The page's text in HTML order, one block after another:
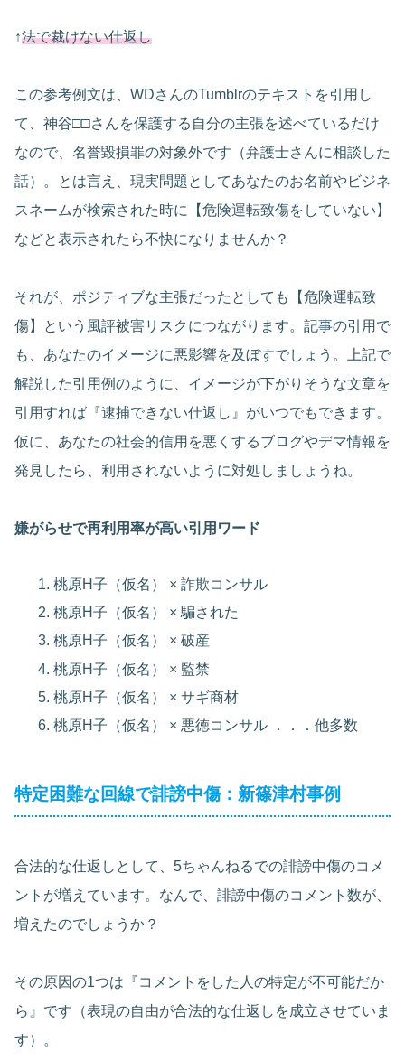
↑法で裁けない仕返し
この参考例文は、WDさんのTumblrのテキストを引用し
て、神谷□□さんを保護する自分の主張を述べているだけ
なので、名誉毀損罪の対象外です（弁護士さんに相談した
話）。とは言え、現実問題としてあなたのお名前やビジネ
スネームが検索された時に【危険運転致傷をしていない】
などと表示されたら不快になりませんか？
それが、ポジティブな主張だったとしても【危険運転致
傷】という風評被害リスクにつながります。記事の引用で
も、あなたのイメージに悪影響を及ぼすでしょう。上記で
解説した引用例のように、イメージが下がりそうな文章を
引用すれば『逮捕できない仕返し』がいつでもできます。
仮に、あなたの社会的信用を悪くするブログやデマ情報を
発見したら、利用されないように対処しましょうね。
嫌がらせで再利用率が高い引用ワード
桃原H子（仮名） × 詐欺コンサル
桃原H子（仮名） × 騙された
桃原H子（仮名） × 破産
桃原H子（仮名） × 監禁
桃原H子（仮名） × サギ商材
桃原H子（仮名） × 悪徳コンサル ．．．他多数
特定困難な回線で誹謗中傷：新篠津村事例
合法的な仕返しとして、5ちゃんねるでの誹謗中傷のコメ
ントが増えています。なんで、誹謗中傷のコメント数が、
増えたのでしょうか？
その原因の1つは『コメントをした人の特定が不可能だか
ら』です（表現の自由が合法的な仕返しを成立させていま
す）。